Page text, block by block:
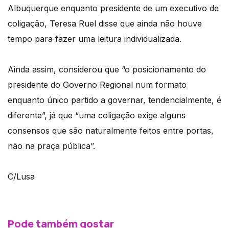
Albuquerque enquanto presidente de um executivo de
coligação, Teresa Ruel disse que ainda não houve
tempo para fazer uma leitura individualizada.
Ainda assim, considerou que “o posicionamento do
presidente do Governo Regional num formato
enquanto único partido a governar, tendencialmente, é
diferente”, já que “uma coligação exige alguns
consensos que são naturalmente feitos entre portas,
não na praça pública”.
C/Lusa
Pode também gostar